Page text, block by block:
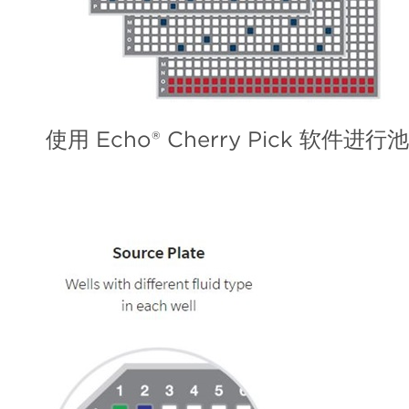
使用 Echo® Cherry Pick 软件进行